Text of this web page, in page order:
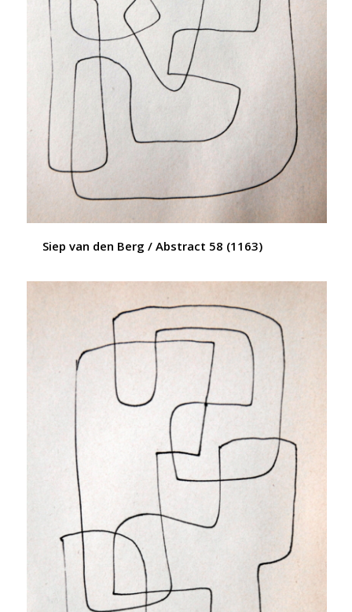
Siep van den Berg / Abstract 58 (1163)